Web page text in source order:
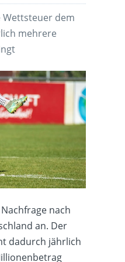
Wettsteuer dem
mehrere
nach
an. Der
dadurch jährlich